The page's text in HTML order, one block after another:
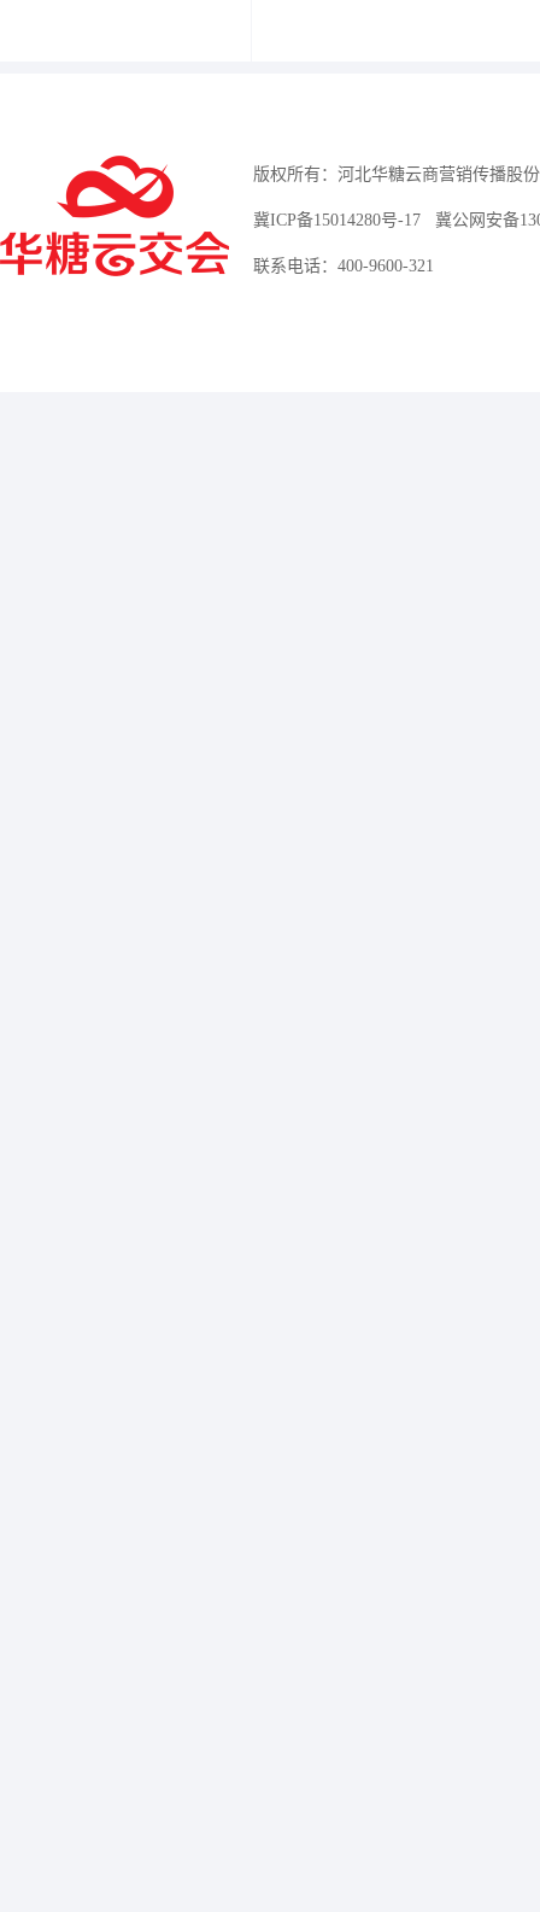
版权所有：河北华糖云商营销传播股
冀ICP备15014280号-17 冀公网安备
联系电话：400-9600-321